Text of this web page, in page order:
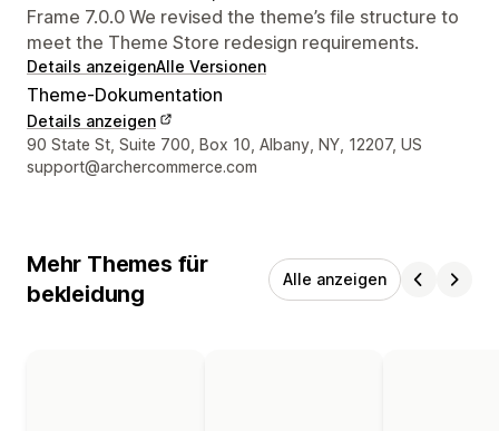
Frame 7.0.0 We revised the theme’s file structure to
meet the Theme Store redesign requirements.
Details anzeigenAlle Versionen
Theme-Dokumentation
Details anzeigen
Designer-Kontaktdaten
90 State St, Suite 700, Box 10, Albany, NY, 12207, US
support@archercommerce.com
Mehr Themes für
bekleidung
Alle anzeigen